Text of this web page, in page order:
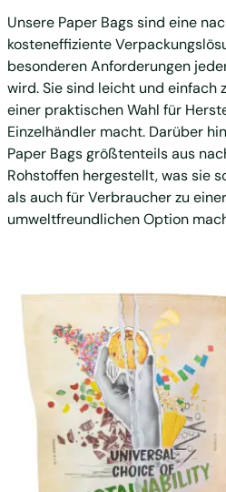
Unsere Paper Bags sind eine
kosteneffiziente
besonderen Anforderungen
wird. Sie sind leicht und einfach
einer praktischen Wahl für
Einzelhändler macht. Darüber
Paper Bags größtenteils aus
Rohstoffen hergestellt, was sie
als auch für Verbraucher zu einer
umweltfreundlichen Option